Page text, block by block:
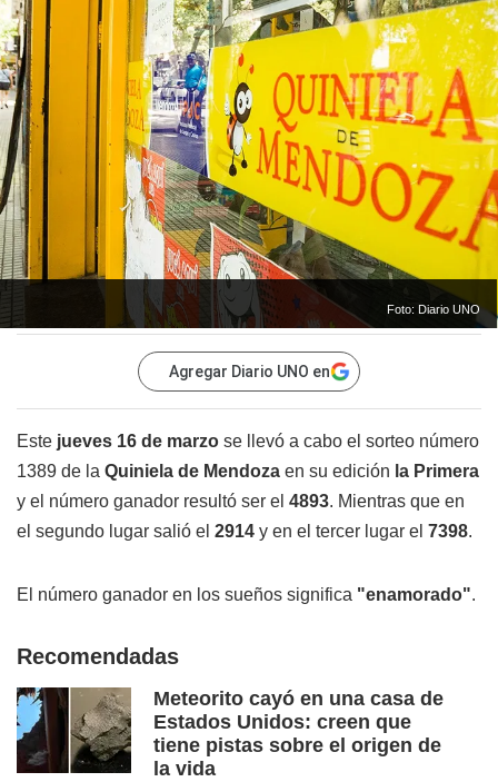
Foto: Diario UNO
Agregar Diario UNO en
Este jueves 16 de marzo se llevó a cabo el sorteo número
1389 de la Quiniela de Mendoza en su edición la Primera
y el número ganador resultó ser el 4893. Mientras que en
el segundo lugar salió el 2914 y en el tercer lugar el 7398.
El número ganador en los sueños significa "enamorado".
Recomendadas
Meteorito cayó en una casa de
Estados Unidos: creen que
tiene pistas sobre el origen de
la vida